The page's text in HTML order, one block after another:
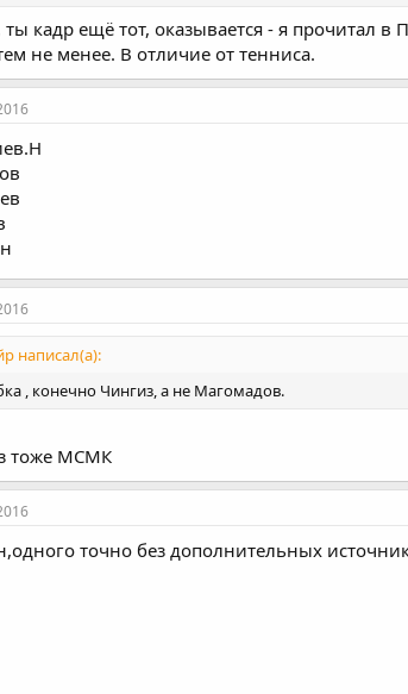
ты кадр ещё тот, оказывается - я прочитал
не менее. В отличие от тенниса.
написал(а):
, конечно Чингиз, а не Магомадов.
тоже МСМК
точно без дополнительных